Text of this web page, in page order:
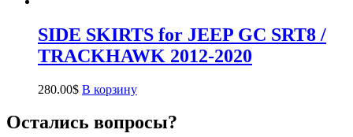
SIDE SKIRTS for JEEP GC SRT8 /
TRAСKHAWK 2012-2020
280.00$ В корзину
Остались вопросы?